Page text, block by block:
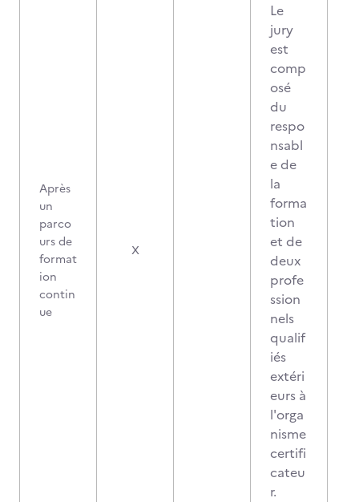
Après
un
parco
urs de
format
ion
contin
ue
X
Le
jury
est
comp
osé
du
respo
nsabl
e de
la
forma
tion
et de
deux
profe
ssion
nels
qualif
iés
extéri
eurs à
l'orga
nisme
certifi
cateu
r.